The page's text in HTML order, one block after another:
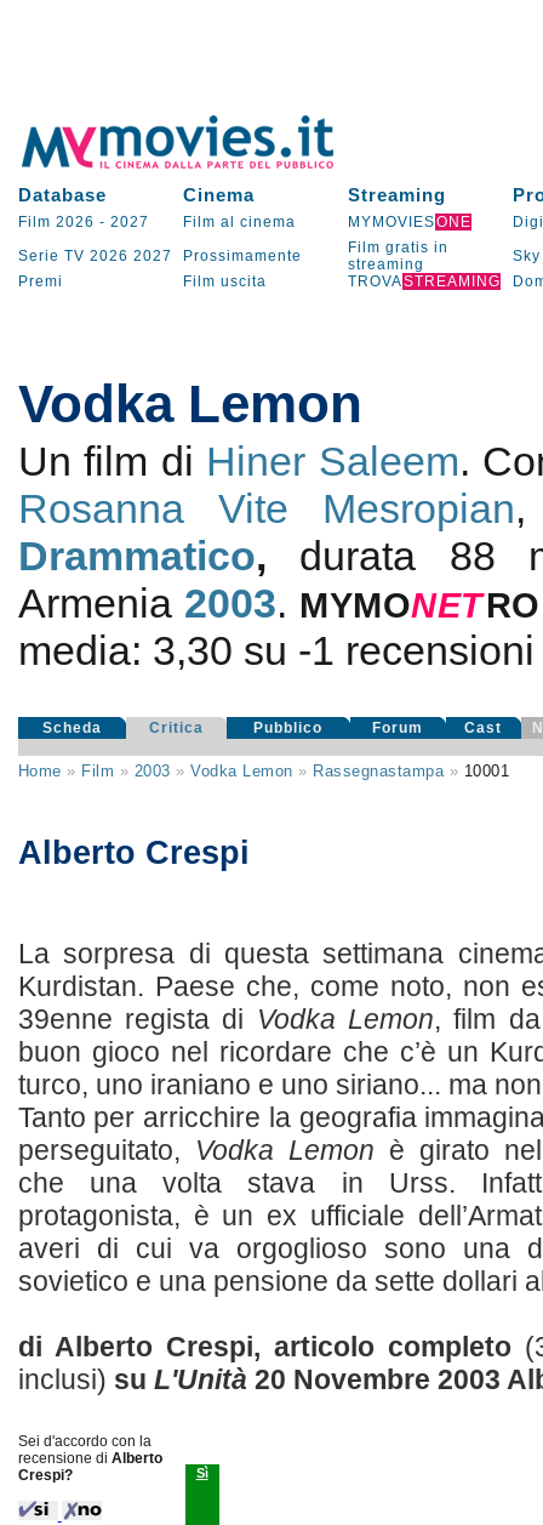
Database Cinema Streaming
Film 2026 - 2027 Film al cinema MYMOVIESONE
Serie TV 2026 2027 Prossimamente
Film gratis in
streaming
Sky
Premi
Film uscita TROVASTREAMING
Vodka Lemon
Un film di Hiner Saleem.
Rosanna Vite Mesropian
Drammatico, durata 88
Armenia 2003. MYMONETRO
media: 3,30 su -1
Scheda Critica Pubblico Forum Cast
Home » Film » 2003 »Vodka Lemon » Rassegnastampa» 10001
Alberto Crespi
La sorpresa di questa settimana
Kurdistan. Paese che, come noto, non
39enne regista di Vodka Lemon, film
buon gioco nel ricordare che c’è un
turco, uno iraniano e uno siriano... ma
Tanto per arricchire la geografia
perseguitato, Vodka Lemon è girato
che una volta stava in Urss. Infatti
protagonista, è un ex ufficiale
averi di cui va orgoglioso sono una
sovietico e una pensione da sette dollari
di Alberto Crespi, articolo completo
inclusi) su L'Unità 20 Novembre 2003
Sei d'accordo con la
recensione di Alberto
Crespi?
Sì